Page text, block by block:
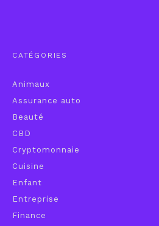
CATÉGORIES
Animaux
Assurance auto
Beauté
CBD
Cryptomonnaie
Cuisine
Enfant
Entreprise
Finance